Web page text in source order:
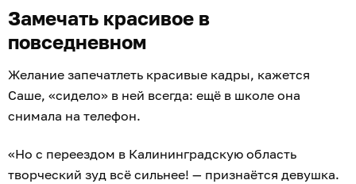
Замечать красивое в
повседневном
Желание запечатлеть красивые кадры, кажется
Саше, «сидело» в ней всегда: ещё в школе она
снимала на телефон.
«Но с переездом в Калининградскую область
творческий зуд всё сильнее! — признаётся девушка.